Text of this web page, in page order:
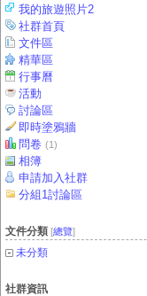
我的旅遊照片2
社群首頁
文件區
精華區
行事曆
活動
討論區
即時塗鴉牆
問卷 (1)
相簿
申請加入社群
分組1討論區
文件分類 [總覽]
未分類
社群資訊